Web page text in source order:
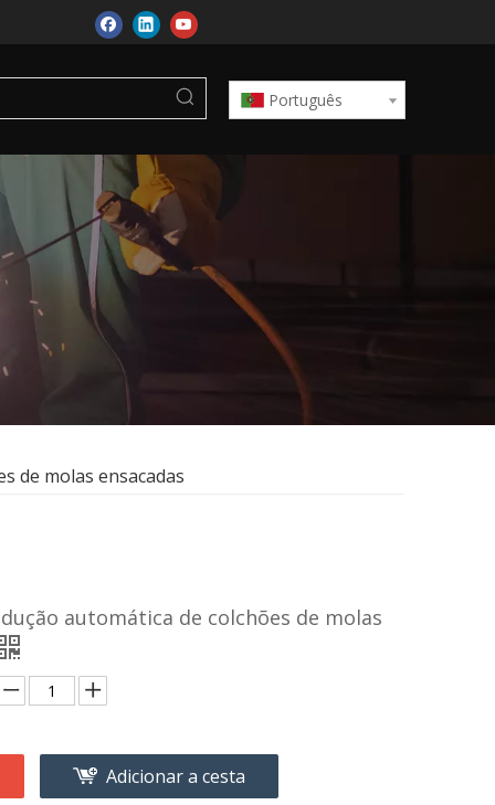
Português
de molas ensacadas
automática de colchões de molas
Adicionar a cesta